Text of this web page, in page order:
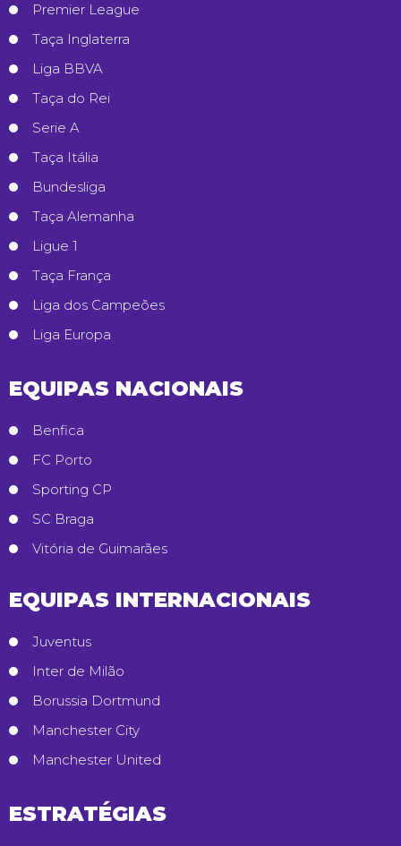
Premier League
Taça Inglaterra
Liga BBVA
Taça do Rei
Serie A
Taça Itália
Bundesliga
Taça Alemanha
Ligue 1
Taça França
Liga dos Campeões
Liga Europa
EQUIPAS NACIONAIS
Benfica
FC Porto
Sporting CP
SC Braga
Vitória de Guimarães
EQUIPAS INTERNACIONAIS
Juventus
Inter de Milão
Borussia Dortmund
Manchester City
Manchester United
ESTRATÉGIAS